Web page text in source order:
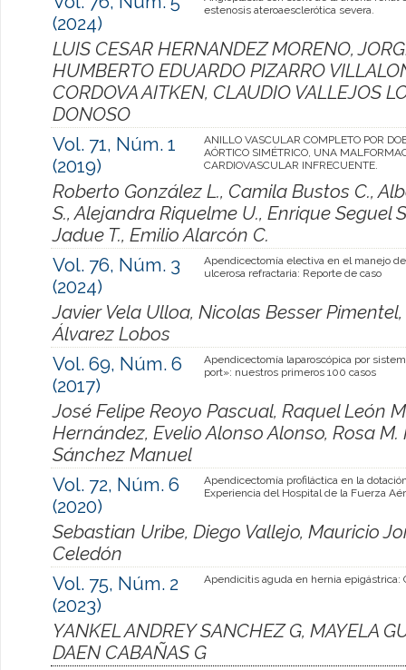
(2024)
estenosis ateroaesclerótica severa.
LUIS CESAR HERNANDEZ MORENO,
HUMBERTO EDUARDO PIZARRO
CORDOVA AITKEN, CLAUDIO VALLEJOS
DONOSO
Vol. 71, Núm. 1
(2019)
ANILLO VASCULAR COMPLETO POR
AÓRTICO SIMÉTRICO, UNA
CARDIOVASCULAR INFRECUENTE.
Roberto González L., Camila Bustos C.,
S., Alejandra Riquelme U., Enrique Seguel
Jadue T., Emilio Alarcón C.
Vol. 76, Núm. 3
(2024)
Apendicectomía electiva en el manejo
ulcerosa refractaria: Reporte de caso
Javier Vela Ulloa, Nicolas Besser
Álvarez Lobos
Vol. 69, Núm. 6
(2017)
Apendicectomía laparoscópica por
port»: nuestros primeros 100 casos
José Felipe Reoyo Pascual, Raquel León
Hernández, Evelio Alonso Alonso, Rosa
Sánchez Manuel
Vol. 72, Núm. 6
(2020)
Apendicectomía profiláctica en la
Experiencia del Hospital de la Fuerza
Sebastian Uribe, Diego Vallejo, Mauricio
Celedón
Vol. 75, Núm. 2
(2023)
Apendicitis aguda en hernia epigástrica:
YANKEL ANDREY SANCHEZ G, MAYELA
DAEN CABAÑAS G